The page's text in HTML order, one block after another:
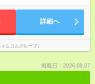
詳細へ
ムコムグループ）
掲載日：2026.08.07